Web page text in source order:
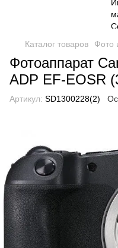
Каталог товаров Фото
Фотоаппарат
ADP EF-EOSR
Артикул: SD1300228(2)